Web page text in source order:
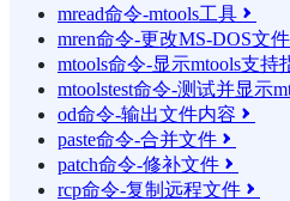
mread命令-mtools工具 
mren命令-更改MS-DOS文
mtools命令-显示mtools支持
mtoolstest命令-测试并显示
od命令-输出文件内容 
paste命令-合并文件 
patch命令-修补文件 
rcp命令-复制远程文件 